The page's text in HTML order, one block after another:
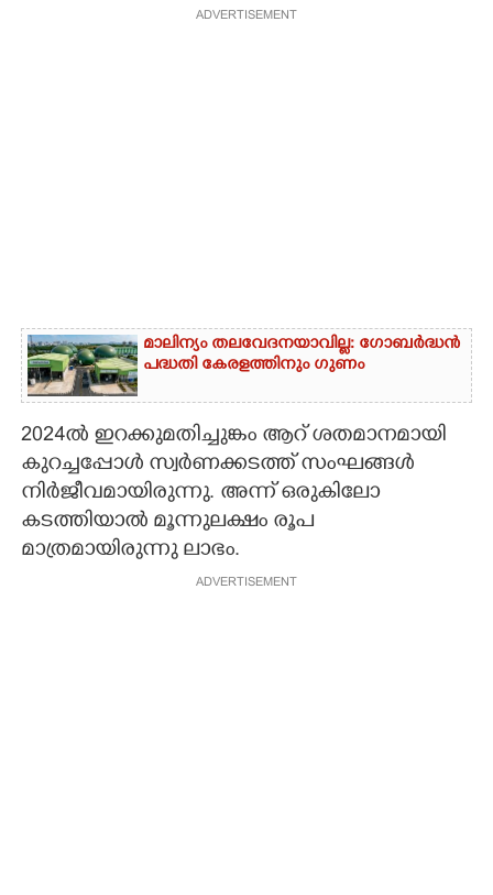
ADVERTISEMENT
മാലിന്യം തലവേദനയാവില്ല: ഗോബർദ്ധൻ
പദ്ധതി കേരളത്തിനും ഗുണം
2024ൽ ഇറക്കുമതിച്ചുങ്കം ആറ് ശതമാനമായി
കുറച്ചപ്പോൾ സ്വർണക്കടത്ത് സംഘങ്ങൾ
നിർജീവമായിരുന്നു. അന്ന് ഒരുകിലോ
കടത്തിയാൽ മൂന്നുലക്ഷം രൂപ
മാത്രമായിരുന്നു ലാഭം.
ADVERTISEMENT